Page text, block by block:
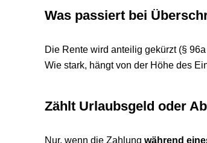
Was passiert bei
Die Rente wird anteilig gekürzt (§
Wie stark, hängt von der Höhe des
Zählt Urlaubsgeld oder
Nur, wenn die Zahlung während